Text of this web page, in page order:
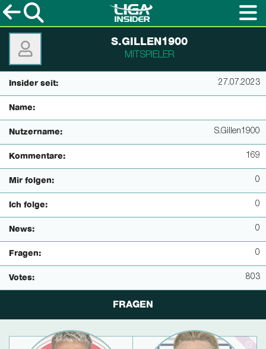
S.GILLEN1900
MITSPIELER
Insider seit: 27.07.2023
Name:
Nutzername: S.Gillen1900
Kommentare: 169
Mir folgen: 0
Ich folge: 0
News: 0
Fragen: 0
Votes: 803
FRAGEN